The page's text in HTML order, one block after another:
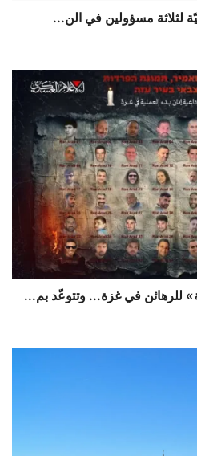
لثلاثة مسؤولين في الن...
للرهائن في غزة... وتتوعّد بم...